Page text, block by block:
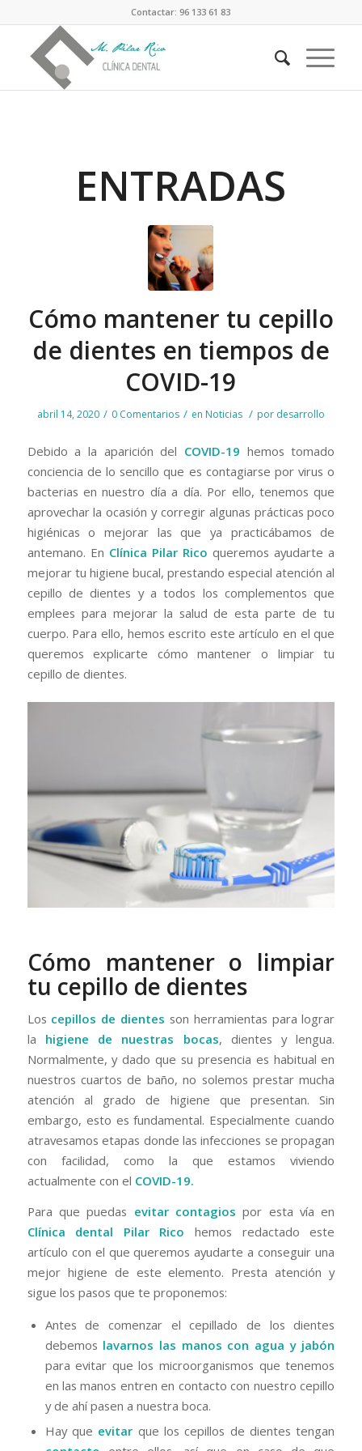
Contactar: 96 133 61 83
ENTRADAS
Cómo mantener tu cepillo
de dientes en tiempos de
COVID-19
abril 14, 2020 / 0 Comentarios / en Noticias / por desarrollo
Debido a la aparición del COVID-19 hemos tomado
conciencia de lo sencillo que es contagiarse por virus o
bacterias en nuestro día a día. Por ello, tenemos que
aprovechar la ocasión y corregir algunas prácticas poco
higiénicas o mejorar las que ya practicábamos de
antemano. En Clínica Pilar Rico queremos ayudarte a
mejorar tu higiene bucal, prestando especial atención al
cepillo de dientes y a todos los complementos que
emplees para mejorar la salud de esta parte de tu
cuerpo. Para ello, hemos escrito este artículo en el que
queremos explicarte cómo mantener o limpiar tu
cepillo de dientes.
Cómo mantener o limpiar
tu cepillo de dientes
Los cepillos de dientes son herramientas para lograr
la higiene de nuestras bocas, dientes y lengua.
Normalmente, y dado que su presencia es habitual en
nuestros cuartos de baño, no solemos prestar mucha
atención al grado de higiene que presentan. Sin
embargo, esto es fundamental. Especialmente cuando
atravesamos etapas donde las infecciones se propagan
con facilidad, como la que estamos viviendo
actualmente con el COVID-19.
Para que puedas evitar contagios por esta vía en
Clínica dental Pilar Rico hemos redactado este
artículo con el que queremos ayudarte a conseguir una
mejor higiene de este elemento. Presta atención y
sigue los pasos que te proponemos:
Antes de comenzar el cepillado de los dientes
debemos lavarnos las manos con agua y jabón
para evitar que los microorganismos que tenemos
en las manos entren en contacto con nuestro cepillo
y de ahí pasen a nuestra boca.
Hay que evitar que los cepillos de dientes tengan